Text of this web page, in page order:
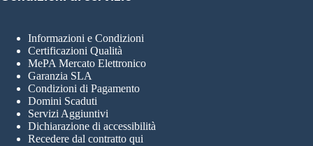
Informazioni e Condizioni
Certificazioni Qualità
MePA Mercato Elettronico
Garanzia SLA
Condizioni di Pagamento
Domini Scaduti
Servizi Aggiuntivi
Dichiarazione di accessibilità
Recedere dal contratto qui